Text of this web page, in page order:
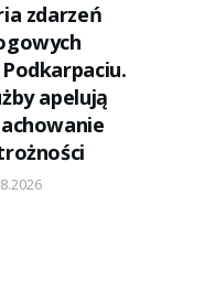
zdarzeń
apelują